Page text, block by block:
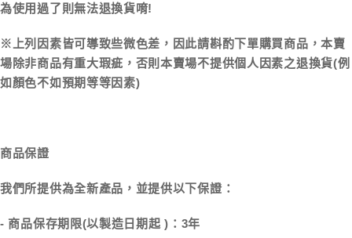
為使用過了則無法退換貨唷!
※上列因素皆可導致些微色差，因此請斟酌下單購買商品，本賣
場除非商品有重大瑕疵，否則本賣場不提供個人因素之退換貨(例
如顏色不如預期等等因素)
商品保證
我們所提供為全新產品，並提供以下保證：
- 商品保存期限(以製造日期起 )：3年